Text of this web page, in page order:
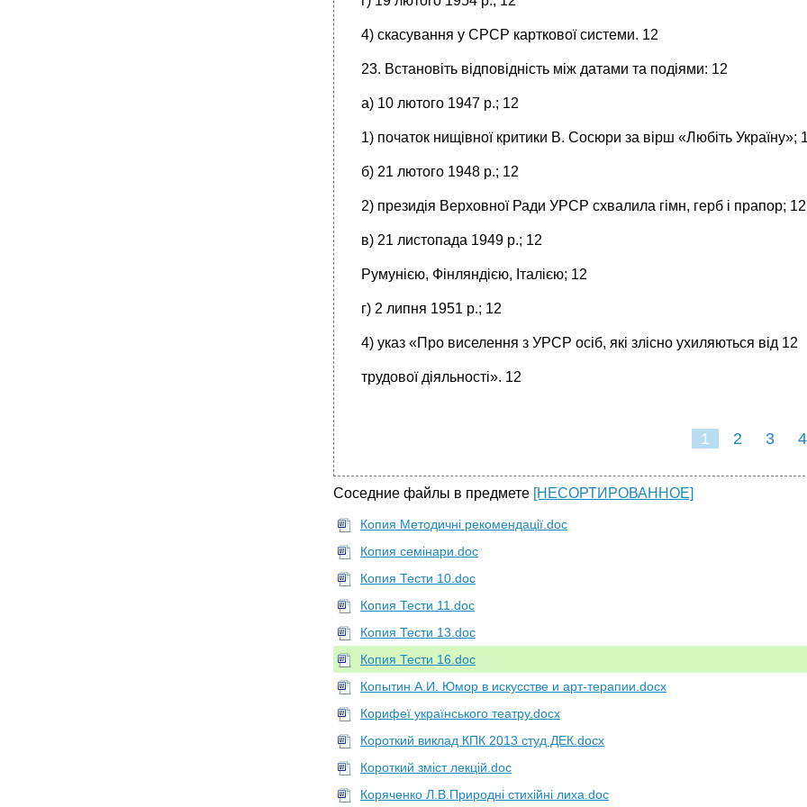
4) скасування у СРСР карткової системи. 12
23. Встановіть відповідність між датами та подіями: 12
а) 10 лютого 1947 р.; 12
1) початок нищівної критики В. Сосюри за вірш «Любіть Україну»;
б) 21 лютого 1948 р.; 12
2) президія Верховної Ради УРСР схвалила гімн, герб і прапор; 12
в) 21 листопада 1949 р.; 12
Румунією, Фінляндією, Італією; 12
г) 2 липня 1951 р.; 12
4) указ «Про виселення з УРСР осіб, які злісно ухиляються від 12
трудової діяльності». 12
1 2 3 4
Соседние файлы в предмете [НЕСОРТИРОВАННОЕ]
Копия Методичні рекомендації.doc
Копия семінари.doc
Копия Тести 10.doc
Копия Тести 11.doc
Копия Тести 13.doc
Копия Тести 16.doc
Копытин А.И. Юмор в искусстве и арт-терапии.docx
Корифеї українського театру.docx
Короткий виклад КПК 2013 студ ДЕК.docx
Короткий зміст лекцій.doc
Коряченко Л.В.Природні стихійні лиха.doc